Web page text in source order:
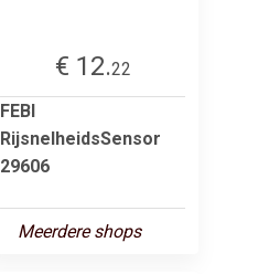
€ 12.22
FEBI
RijsnelheidsSensor
29606
Meerdere shops